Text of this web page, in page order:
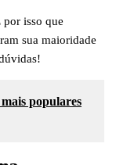
isso que
sua maioridade
populares